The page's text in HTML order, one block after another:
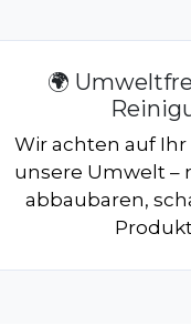
🌍
Wir achten auf
unsere Umwelt –
abbaubaren,